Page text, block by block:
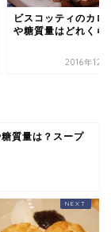
ビスコッティのカロ
や糖質量はどれくら
2016年12
質量は？スープ